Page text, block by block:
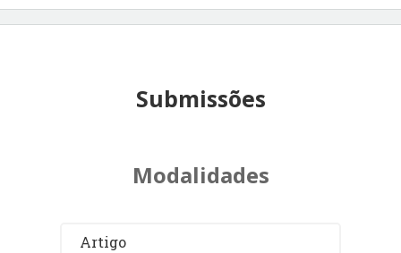
Submissões
Modalidades
Artigo